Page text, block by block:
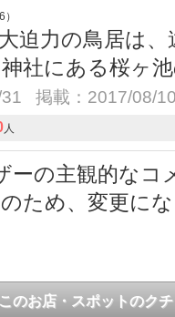
迫力の鳥居は
社にある桜ヶ
31 掲載：2017/08/
人
の主観的なコ
ため、変更に
このお店・スポットのク